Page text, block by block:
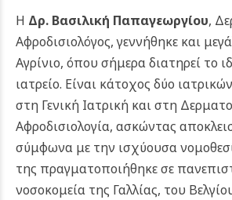
Η Δρ. Βασιλική Παπαγεωργίου,
Αφροδισιολόγος, γεννήθηκε και
Αγρίνιο, όπου σήμερα διατηρεί το
ιατρείο. Είναι κάτοχος δύο
στη Γενική Ιατρική και στη
Αφροδισιολογία, ασκώντας
σύμφωνα με την ισχύουσα
της πραγματοποιήθηκε σε
νοσοκομεία της Γαλλίας, του